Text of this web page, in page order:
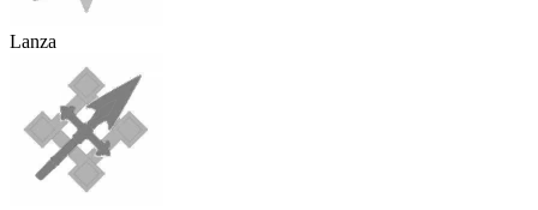
Lanza